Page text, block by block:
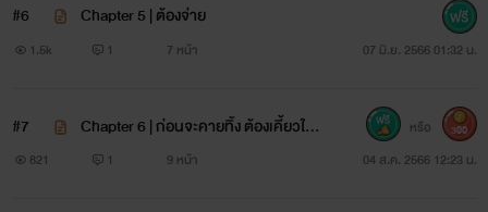
#6 Chapter 5 | ต้องจ่าย
1.5k 1 7 หน้า 07 มิ.ย. 2566 01:32 น.
#7
Chapter 6 | ก่อนจะคายทิ้ง ต้องเคี้ยวให้
อร่อยปากเสียก่อน
821 1 9 หน้า 04 ส.ค. 2566 12:23 น.
หรือ 300